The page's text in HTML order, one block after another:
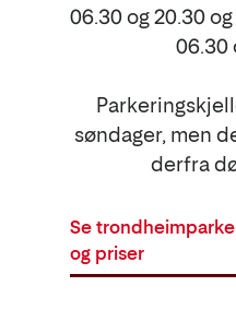
06.30 og 20.30
06.30
søndager, men
derfra
Se
og priser